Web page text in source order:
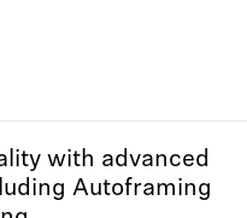
with advanced
Autoframing